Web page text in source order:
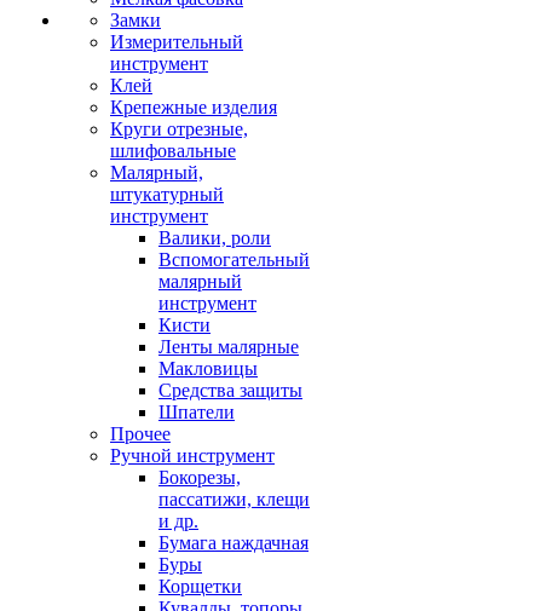
Замки
Измерительный
инструмент
Клей
Крепежные изделия
Круги отрезные,
шлифовальные
Малярный,
штукатурный
инструмент
Валики, роли
Вспомогательный
малярный
инструмент
Кисти
Ленты малярные
Макловицы
Средства защиты
Шпатели
Прочее
Ручной инструмент
Бокорезы,
пассатижи, клещи
и др.
Бумага наждачная
Буры
Корщетки